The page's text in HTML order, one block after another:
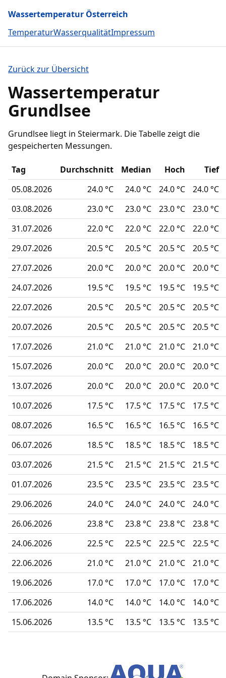
Wassertemperatur Österreich
TemperaturWasserqualitätImpressum
Zurück zur Übersicht
Wassertemperatur
Grundlsee
Grundlsee liegt in Steiermark. Die Tabelle zeigt die
gespeicherten Messungen.
Tag Durchschnitt Median Hoch
Tief
05.08.2026
24.0 °C 24.0 °C 24.0 °C
24.0 °C
03.08.2026
23.0 °C 23.0 °C 23.0 °C
23.0 °C
31.07.2026
22.0 °C 22.0 °C 22.0 °C
22.0 °C
29.07.2026
20.5 °C 20.5 °C 20.5 °C
20.5 °C
27.07.2026
20.0 °C 20.0 °C 20.0 °C
20.0 °C
24.07.2026
19.5 °C 19.5 °C 19.5 °C
19.5 °C
22.07.2026
20.5 °C 20.5 °C 20.5 °C
20.5 °C
20.07.2026
20.5 °C 20.5 °C 20.5 °C
20.5 °C
17.07.2026
21.0 °C 21.0 °C 21.0 °C
21.0 °C
15.07.2026
20.0 °C 20.0 °C 20.0 °C
20.0 °C
13.07.2026
20.0 °C 20.0 °C 20.0 °C
20.0 °C
10.07.2026
17.5 °C 17.5 °C 17.5 °C
17.5 °C
08.07.2026
16.5 °C 16.5 °C 16.5 °C
16.5 °C
06.07.2026
18.5 °C 18.5 °C 18.5 °C
18.5 °C
03.07.2026
21.5 °C 21.5 °C 21.5 °C
21.5 °C
01.07.2026
23.5 °C 23.5 °C 23.5 °C
23.5 °C
29.06.2026
24.0 °C 24.0 °C 24.0 °C
24.0 °C
26.06.2026
23.8 °C 23.8 °C 23.8 °C
23.8 °C
24.06.2026
22.5 °C 22.5 °C 22.5 °C
22.5 °C
22.06.2026
21.0 °C 21.0 °C 21.0 °C
21.0 °C
19.06.2026
17.0 °C 17.0 °C 17.0 °C
17.0 °C
17.06.2026
14.0 °C 14.0 °C 14.0 °C
14.0 °C
15.06.2026
13.5 °C 13.5 °C 13.5 °C 13.5 °C